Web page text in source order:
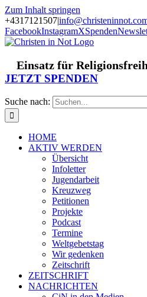
Zum Inhalt springen
+4317121507|
FacebookInstagramXSpenden
Einsatz für
JETZT SPENDEN
Suche nach:
HOME
AKTIV WERDEN
Übersicht
Infoletter
Jugendarbeit
Kreuzweg
Petitionen
Projekte
Podcast
Termine
Weltgebetstag
Wir gedenken
Zeitschrift
ZEITSCHRIFT
NACHRICHTEN